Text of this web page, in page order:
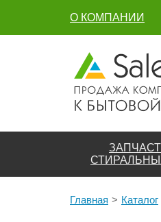
О КОМПАНИИ
Главная Каталог